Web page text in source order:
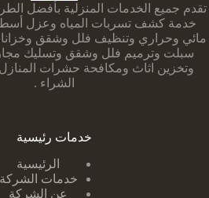
تقدم جميع الخدمات المنزلية بأفضل
خدمة كشف تسربات المياه وعزل
مائي وحراري وتنظيف فلل وشقق
سبلت وترميم فلل وشقق وتسليك
وتخزين اثاث ومكافحة حشرات
الشراء .
خدمات رئيسية
الرئيسية
خدمات الشركة
عن الشركة